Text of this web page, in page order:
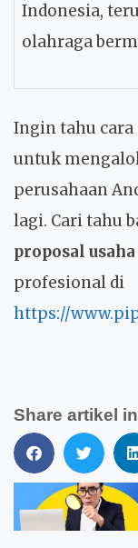
Indonesia,
olahraga
Ingin tahu
untuk
perusahaan
lagi. Cari tahu
proposal usaha
profesional di
https://
Share artikel